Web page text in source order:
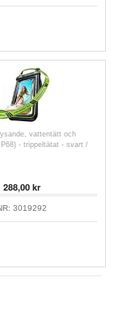
vattentätt och
- trippeltätat - svart /
288,00kr
3019292